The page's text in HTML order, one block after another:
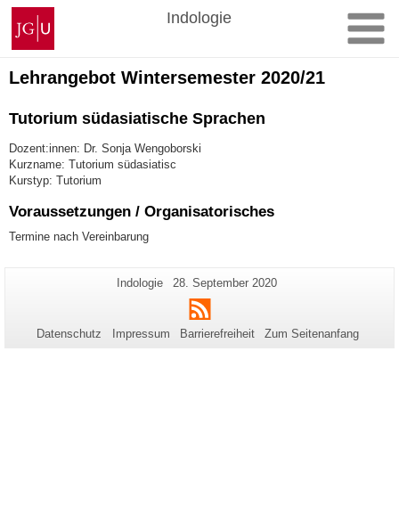
Zum
Inhalt
springen
Johannes
Gutenberg-
Universität
Mainz
Indologie
Lehrangebot Wintersemester 2020/21
Tutorium südasiatische Sprachen
Dozent:innen: Dr. Sonja Wengoborski
Kurzname: Tutorium südasiatisc
Kurstyp: Tutorium
Voraussetzungen / Organisatorisches
Termine nach Vereinbarung
Zusätzliche
Informationen
zu
dieser
Seiten-
Indologie
Letzte
Aktualisierung:
28. September 2020
RSS
Datenschutz Impressum Barrierefreiheit Zum Seitenanfang